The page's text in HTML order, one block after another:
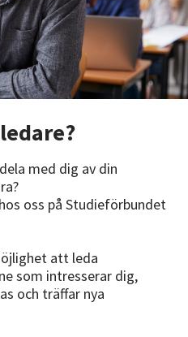
med dig av din
oss på Studieförbundet
att leda
som intresserar dig,
och träffar nya